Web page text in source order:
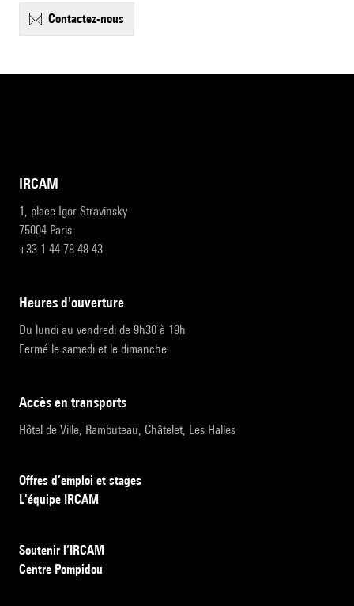
contactez-nous
IRCAM
1, place Igor-Stravinsky
75004 Paris
+33 1 44 78 48 43
heures d'ouverture
Du lundi au vendredi de 9h30 à 19h
Fermé le samedi et le dimanche
accès en transports
Hôtel de Ville, Rambuteau, Châtelet, Les Halles
Offres d’emploi et stages
L’équipe IRCAM
Soutenir l’IRCAM
Centre Pompidou